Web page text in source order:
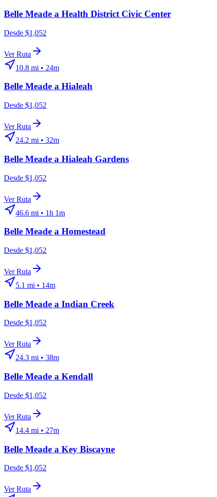
Belle Meade a Health District Civic Center
Desde $1,052
Ver Ruta
10.8 mi • 24m
Belle Meade a Hialeah
Desde $1,052
Ver Ruta
24.2 mi • 32m
Belle Meade a Hialeah Gardens
Desde $1,052
Ver Ruta
46.6 mi • 1h 1m
Belle Meade a Homestead
Desde $1,052
Ver Ruta
5.1 mi • 14m
Belle Meade a Indian Creek
Desde $1,052
Ver Ruta
24.3 mi • 38m
Belle Meade a Kendall
Desde $1,052
Ver Ruta
14.4 mi • 27m
Belle Meade a Key Biscayne
Desde $1,052
Ver Ruta